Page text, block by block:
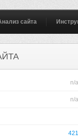
сайта
n/a
n/a
421